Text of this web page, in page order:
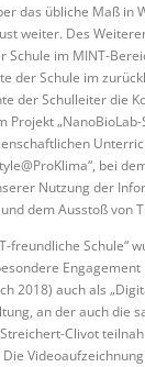
das übliche Maß in
weiter. Des
Schule im MINT-
der Schule im
der Schulleiter die
„NanoBioLab-
bei
Nutzung der
dem Ausstoß von
freundliche Schule“
2018) auch als
an der auch die
Clivot